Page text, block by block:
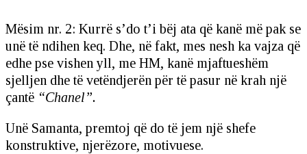
Mësim nr. 2: Kurrë s’do t’i bëj ata që kanë më pak se
unë të ndihen keq. Dhe, në fakt, mes nesh ka vajza që
edhe pse vishen yll, me HM, kanë mjaftueshëm
sjelljen dhe të vetëndjerën për të pasur në krah një
çantë “Chanel”.
Unë Samanta, premtoj që do të jem një shefe
konstruktive, njerëzore, motivuese.